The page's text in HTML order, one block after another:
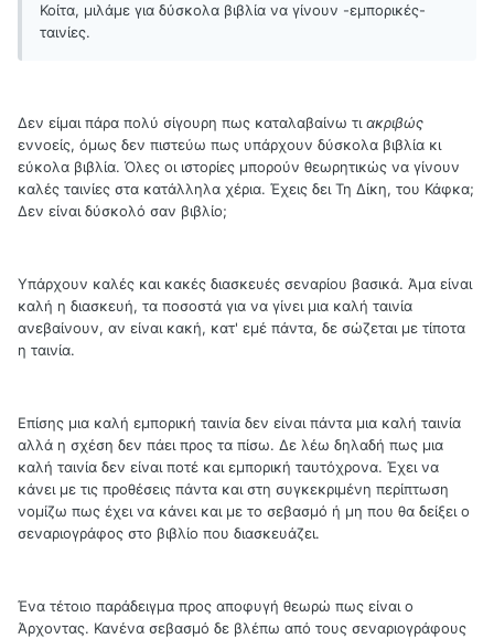
Κοίτα, μιλάμε για δύσκολα βιβλία να γίνουν -εμπορικές-
ταινίες.
Δεν είμαι πάρα πολύ σίγουρη πως καταλαβαίνω τιακριβώς
εννοείς, όμως δεν πιστεύω πως υπάρχουν δύσκολα βιβλία κι
εύκολα βιβλία. Όλες οι ιστορίες μπορούν θεωρητικώς να γίνουν
καλές ταινίες στα κατάλληλα χέρια. Έχεις δει Τη Δίκη, του Κάφκα;
Δεν είναι δύσκολό σαν βιβλίο;
Υπάρχουν καλές και κακές διασκευές σεναρίου βασικά. Άμα είναι
καλή η διασκευή, τα ποσοστά για να γίνει μια καλή ταινία
ανεβαίνουν, αν είναι κακή, κατ' εμέ πάντα, δε σώζεται με τίποτα
η ταινία.
Επίσης μια καλή εμπορική ταινία δεν είναι πάντα μια καλή ταινία
αλλά η σχέση δεν πάει προς τα πίσω. Δε λέω δηλαδή πως μια
καλή ταινία δεν είναι ποτέ και εμπορική ταυτόχρονα. Έχει να
κάνει με τις προθέσεις πάντα και στη συγκεκριμένη περίπτωση
νομίζω πως έχει να κάνει και με το σεβασμό ή μη που θα δείξει ο
σεναριογράφος στο βιβλίο που διασκευάζει.
Ένα τέτοιο παράδειγμα προς αποφυγή θεωρώ πως είναι ο
Άρχοντας. Κανένα σεβασμό δε βλέπω από τους σεναριογράφους